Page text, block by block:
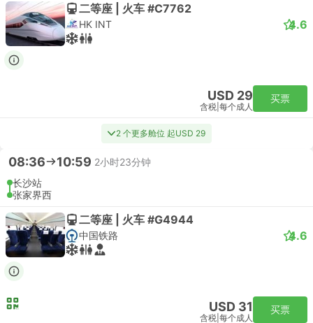
二等座 | 火车 #C7762
HK INT 4.6
USD 29
含税 每个成人
买票
2 个更多舱位 起USD 29
08:36 10:59 2小时23分钟
长沙站
张家界西
二等座 | 火车 #G4944
中国铁路 4.6
USD 31
含税 每个成人
买票